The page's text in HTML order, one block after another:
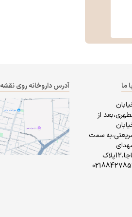
ما
از
سمت
ناجا،12پلاک
آدرس داروخانه روی نقشه